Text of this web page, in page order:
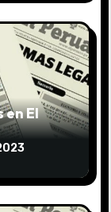
en El